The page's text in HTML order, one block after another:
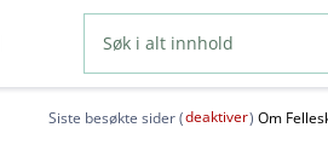
Siste besøkte sider (deaktiver) Om